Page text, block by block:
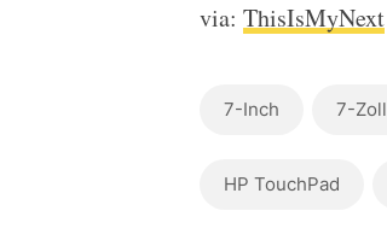
via: ThisIsMyNext
7-Inch 7-Zoll
HP TouchPad